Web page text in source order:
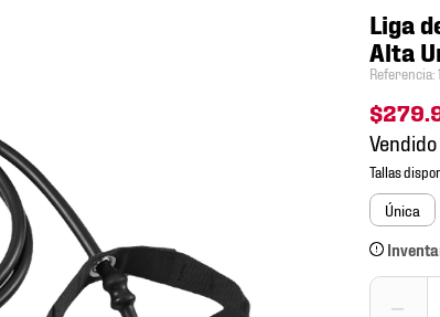
Liga
Alta
Referencia:
$279.
Única
－